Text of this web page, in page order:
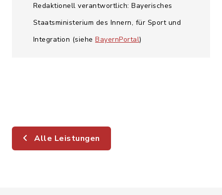
Redaktionell verantwortlich: Bayerisches
Staatsministerium des Innern, für Sport und
Integration (siehe BayernPortal)
Alle Leistungen